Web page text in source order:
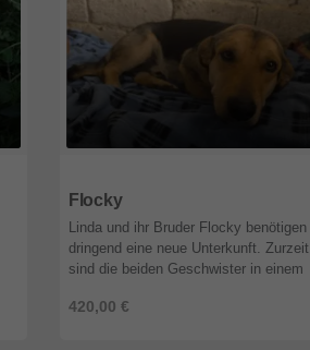
Flocky
420,00 €
Linda und ihr Bruder Flocky benötigen
dringend eine neue Unterkunft. Zurzeit
sind die beiden Geschwister in einem
Dort müssen sie aber weg, da ...